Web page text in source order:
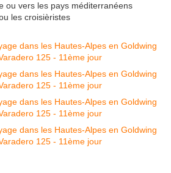
ou vers les pays méditerranéens
les croisièristes